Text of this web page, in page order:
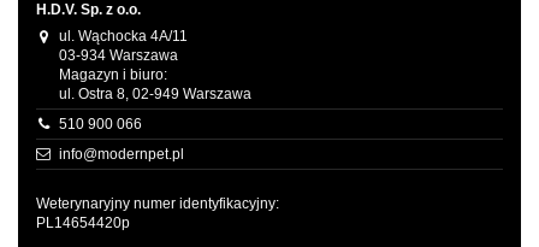
H.D.V. Sp. z o.o.
ul. Wąchocka 4A/11
03-934 Warszawa
Magazyn i biuro:
ul. Ostra 8, 02-949 Warszawa
510 900 066
info@modernpet.pl
Weterynaryjny numer identyfikacyjny:
PL14654420p